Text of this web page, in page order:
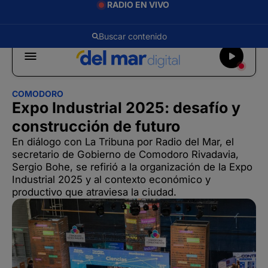
RADIO EN VIVO
COMODORO
Expo Industrial 2025: desafío y
construcción de futuro
En diálogo con La Tribuna por Radio del Mar, el
secretario de Gobierno de Comodoro Rivadavia,
Sergio Bohe, se refirió a la organización de la Expo
Industrial 2025 y al contexto económico y
productivo que atraviesa la ciudad.